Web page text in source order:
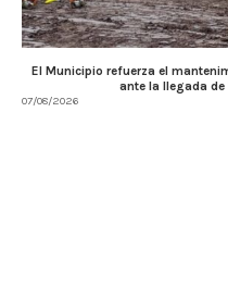
El Municipio refuerza el
ante la llegada
07/08/2026